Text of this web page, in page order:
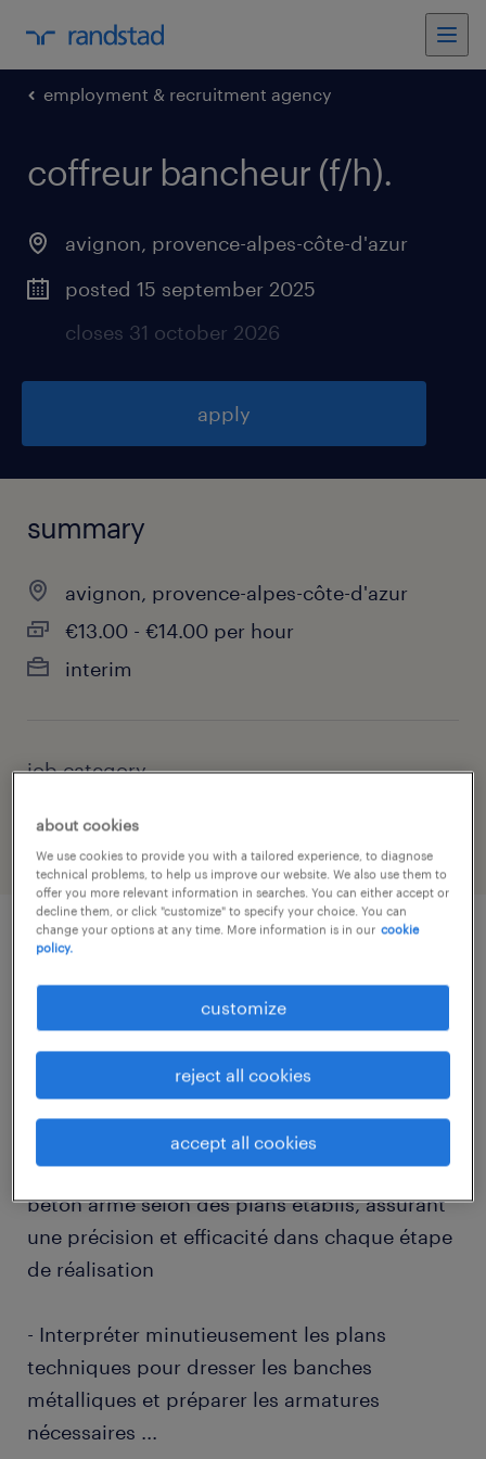
employment & recruitment agency
coffreur bancheur (f/h).
avignon, provence-alpes-côte-d'azur
posted 15 september 2025
closes 31 october 2026
apply
summary
avignon, provence-alpes-côte-d'azur
€13.00 - €14.00 per hour
interim
job category
job details
descriptif du poste
Quels défis stimulants souhaitez-vous relever
en tant que Coffreur bancheur (F/H) ?
Le poste consiste à ériger des structures en
béton armé selon des plans établis, assurant
une précision et efficacité dans chaque étape
de réalisation
- Interpréter minutieusement les plans
techniques pour dresser les banches
métalliques et préparer les armatures
nécessaires ...
about cookies
We use cookies to provide you with a tailored experience, to diagnose
technical problems, to help us improve our website. We also use them to
offer you more relevant information in searches. You can either accept or
decline them, or click "customize" to specify your choice. You can
change your options at any time. More information is in our cookie
policy.
customize
reject all cookies
accept all cookies